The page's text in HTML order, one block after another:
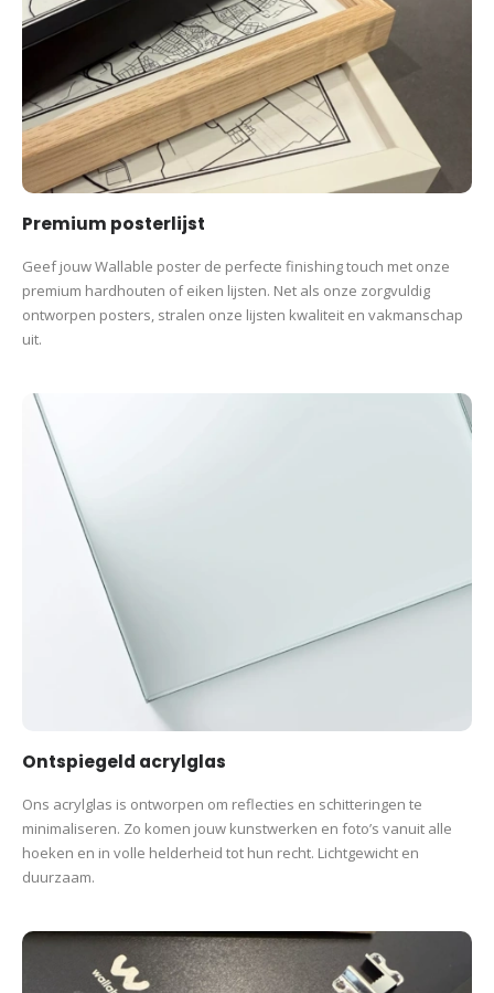
Premium posterlijst
Geef jouw Wallable poster de perfecte finishing touch met onze
premium hardhouten of eiken lijsten. Net als onze zorgvuldig
ontworpen posters, stralen onze lijsten kwaliteit en vakmanschap
uit.
Ontspiegeld acrylglas
Ons acrylglas is ontworpen om reflecties en schitteringen te
minimaliseren. Zo komen jouw kunstwerken en foto’s vanuit alle
hoeken en in volle helderheid tot hun recht. Lichtgewicht en
duurzaam.